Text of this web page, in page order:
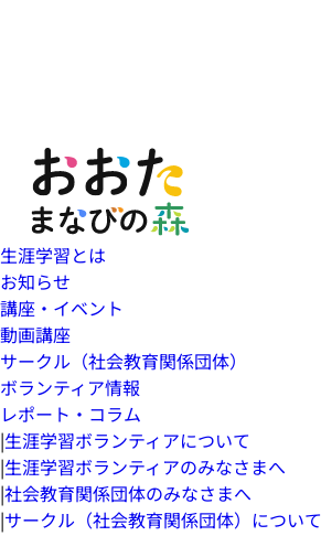
生涯学習とは
お知らせ
講座・イベント
動画講座
サークル（社会教育関係団体）
ボランティア情報
レポート・コラム
|生涯学習ボランティアについて
|生涯学習ボランティアのみなさまへ
|社会教育関係団体のみなさまへ
|サークル（社会教育関係団体）について